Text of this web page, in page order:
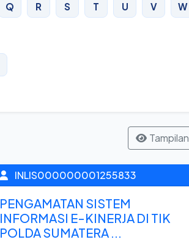
Q R S T U V W
Tampilan
INLIS000000001255833
PENGAMATAN SISTEM
INFORMASI E-KINERJA DI TIK
POLDA SUMATERA ...